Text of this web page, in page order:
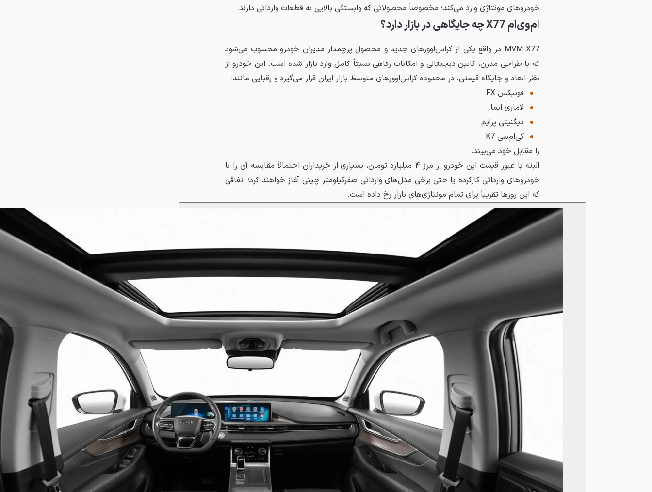
خودروهای مونتاژی وارد می‌کند؛ مخصوصاً محصولاتی که وابستگی بالایی به قطعات وارداتی دارند.
ام‌وی‌ام X77 چه جایگاهی در بازار دارد؟
MVM X77 در واقع یکی از کراس‌اوورهای جدید و محصول پرچمدار مدیران خودرو محسوب می‌شود
که با طراحی مدرن، کابین دیجیتالی و امکانات رفاهی نسبتاً کامل وارد بازار شده است. این خودرو از
نظر ابعاد و جایگاه قیمتی، در محدوده کراس‌اوورهای متوسط بازار ایران قرار می‌گیرد و رقبایی مانند:
فونیکس FX
لاماری ایما
دیگنیتی پرایم
کی‌ام‌سی K7
را مقابل خود می‌بیند.
البته با عبور قیمت این خودرو از مرز ۴ میلیارد تومان، بسیاری از خریداران احتمالاً مقایسه آن را با
خودروهای وارداتی کارکرده یا حتی برخی مدل‌های وارداتی صفرکیلومتر چینی آغاز خواهند کرد؛ اتفاقی
که این روزها تقریباً برای تمام مونتاژی‌های بازار رخ داده است.